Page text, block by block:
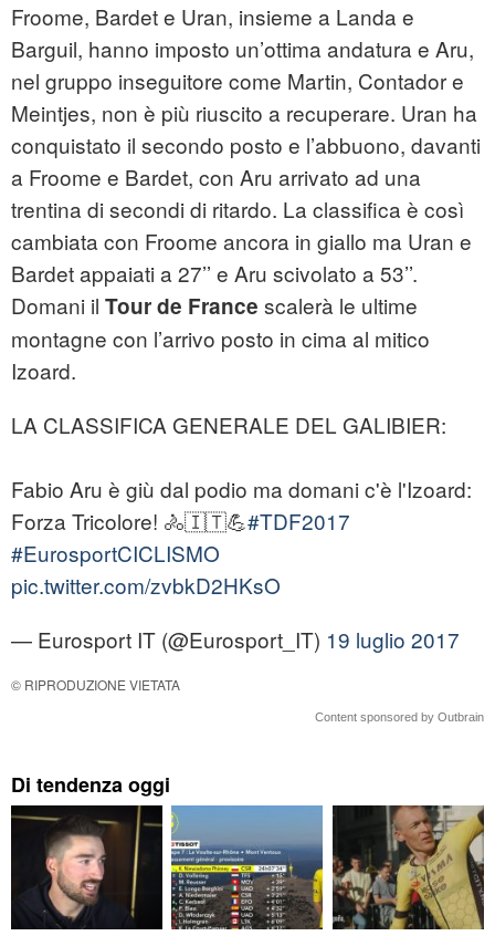
Froome, Bardet e Uran, insieme a Landa e
Barguil, hanno imposto un’ottima andatura e Aru,
nel gruppo inseguitore come Martin, Contador e
Meintjes, non è più riuscito a recuperare. Uran ha
conquistato il secondo posto e l’abbuono, davanti
a Froome e Bardet, con Aru arrivato ad una
trentina di secondi di ritardo. La classifica è così
cambiata con Froome ancora in giallo ma Uran e
Bardet appaiati a 27’’ e Aru scivolato a 53’’.
Domani il Tour de France scalerà le ultime
montagne con l’arrivo posto in cima al mitico
Izoard.
LA CLASSIFICA GENERALE DEL GALIBIER:
Fabio Aru è giù dal podio ma domani c'è l'Izoard:
Forza Tricolore! 🚴🇮🇹💪#TDF2017
#EurosportCICLISMO
pic.twitter.com/zvbkD2HKsO
— Eurosport IT (@Eurosport_IT) 19 luglio 2017
© RIPRODUZIONE VIETATA
Content sponsored by Outbrain
Di tendenza oggi